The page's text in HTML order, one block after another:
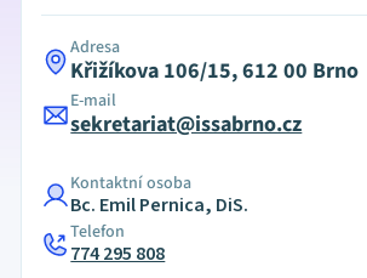
Adresa
Křižíkova 106/15, 612 00 Brno
E-mail
sekretariat@issabrno.cz
Kontaktní osoba
Bc. Emil Pernica, DiS.
Telefon
774 295 808